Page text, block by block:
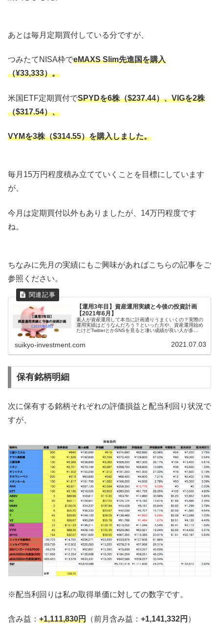
あとは毎月定期買付している分ですが、
つみたてNISA枠でeMAXS Slim先進国を購入
（¥33,333）。
米国ETF定期買付でSPYDを6株（$237.44）、VIGを2株
（$317.54）、
VYMを3株（$314.55）を購入しました。
毎月15万円程度積み立てていくことを目標にしています
が、
今月は定期買付以外もありましたが、14万円程度です
ね。
ちなみに先月の実績にもご興味があればこちらの記事をご
参照ください。
【運用3年目】資産運用実績と今後の投資計画
【2021年6月】
素人が資産運用して本当に計画通りうまくいくの？実際の
運用実績はどうなんだろう？といった方や、資産運用始め
たけどTwitterとかSNSを見ると凄い成績が良い人が多
suikyo-investment.com 2021.07.03
保有銘柄明細
次に保有する銘柄それぞれの評価損益と配当利回り状況で
すが、
※配当利回りは私の取得単価に対しての数字です。
含み益： +1,111,830円 （前月含み益： +1,141,332円 ）